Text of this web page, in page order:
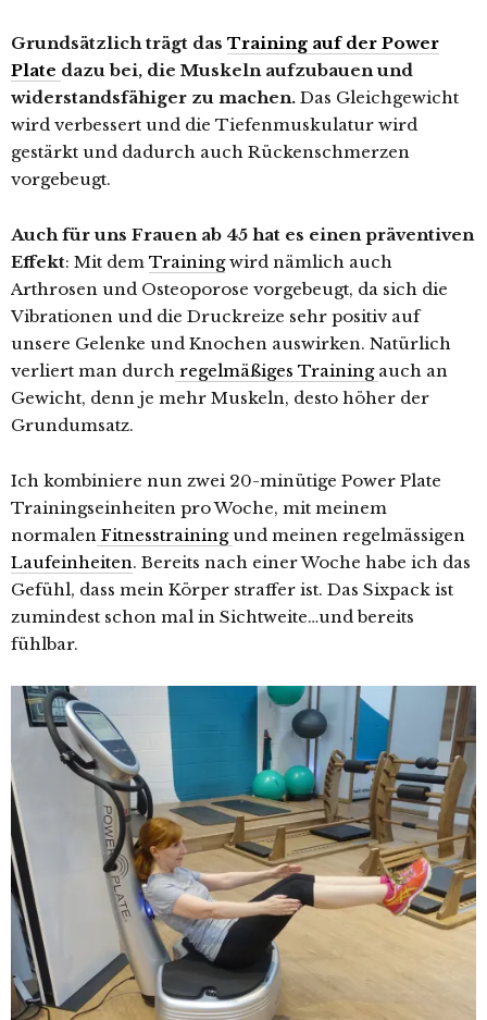
Grundsätzlich trägt das Training auf der Power
Plate dazu bei, die Muskeln aufzubauen und
widerstandsfähiger zu machen. Das Gleichgewicht
wird verbessert und die Tiefenmuskulatur wird
gestärkt und dadurch auch Rückenschmerzen
vorgebeugt.
Auch für uns Frauen ab 45 hat es einen präventiven
Effekt: Mit dem Trainingwird nämlich auch
Arthrosen und Osteoporose vorgebeugt, da sich die
Vibrationen und die Druckreize sehr positiv auf
unsere Gelenke und Knochen auswirken. Natürlich
verliert man durch regelmäßiges Training auch an
Gewicht, denn je mehr Muskeln, desto höher der
Grundumsatz.
Ich kombiniere nun zwei 20-minütige Power Plate
Trainingseinheiten pro Woche, mit meinem
normalen Fitnesstrainingund meinen regelmässigen
Laufeinheiten. Bereits nach einer Woche habe ich das
Gefühl, dass mein Körper straffer ist. Das Sixpack ist
zumindest schon mal in Sichtweite…und bereits
fühlbar.